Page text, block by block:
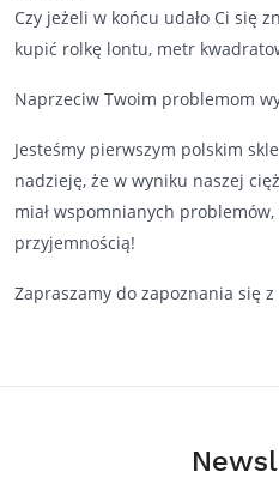
Czy jeżeli w końcu udało Ci się
kupić rolkę lontu, metr
Naprzeciw Twoim problemom
Jesteśmy pierwszym polskim
nadzieję, że w wyniku naszej
miał wspomnianych
przyjemnością!
Zapraszamy do zapoznania się